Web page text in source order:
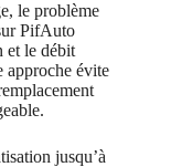
le problème
PifAuto
et le débit
approche évite
jusqu’à